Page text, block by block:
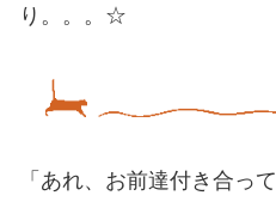
り。。。☆
「あれ、お前達付き合っ